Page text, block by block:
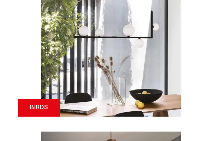
BIRDS